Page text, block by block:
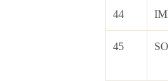
44
45